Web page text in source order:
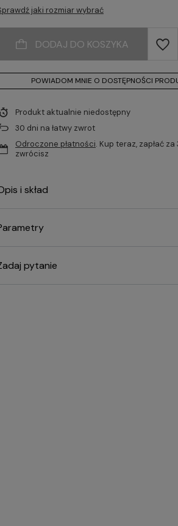
jaki rozmiar wybrać
DODAJ DO KOSZYKA
POWIADOM MNIE O DOSTĘPNOŚCI
Produkt aktualnie niedostępny
30 dni na łatwy zwrot
Odroczone płatności. Kup teraz, zapłać
zwrócisz
i skład
pytanie